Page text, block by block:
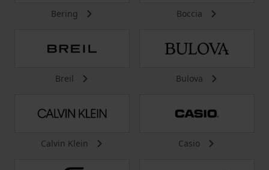
Bering Boccia
Breil Bulova
Calvin Klein Casio